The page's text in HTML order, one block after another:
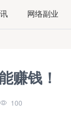
网络副业
赚钱！
100